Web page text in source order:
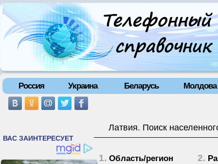
Россия Украина Беларусь Молдова
Латвия. Поиск
1. Область/регион 2.